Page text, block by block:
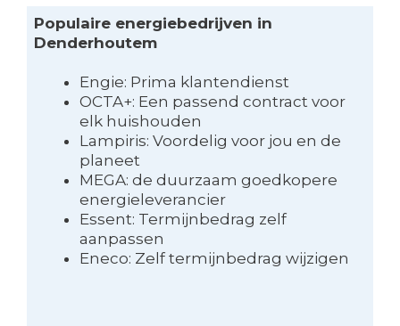
Populaire energiebedrijven in
Denderhoutem
Engie: Prima klantendienst
OCTA+: Een passend contract voor
elk huishouden
Lampiris: Voordelig voor jou en de
planeet
MEGA: de duurzaam goedkopere
energieleverancier
Essent: Termijnbedrag zelf
aanpassen
Eneco: Zelf termijnbedrag wijzigen